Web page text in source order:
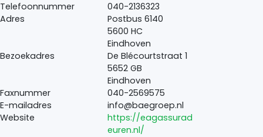
Telefoonnummer
040-2136323
Adres
Postbus 6140
5600 HC
Eindhoven
Bezoekadres
De Blécourtstraat 1
5652 GB
Eindhoven
Faxnummer
040-2569575
E-mailadres
info@baegroep.nl
Website
https://eagassurad
euren.nl/